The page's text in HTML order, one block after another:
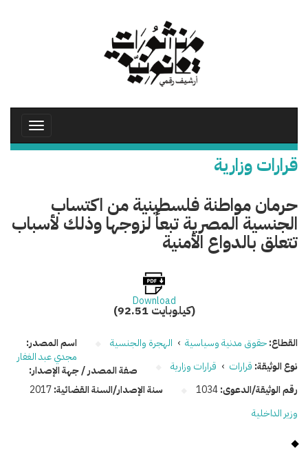
Toggle
قرارات وزارية
حرمان مواطنة فلسطينية من اكتساب
الجنسية المصرية تبعاً لزوجها وذلك لأسباب
تتعلق بالدواع الأمنية
Download
(92.51 كيلوبايت)
القطاع:حقوق مدنية وسياسية › الهجرة والجنسية
نوع الوثيقة: قرارات › قرارات وزارية
رقم الوثيقة/الدعوى:1034 سنة الإصدار/السنة القضائية:2017
اسم المصدر:
مجدي عبد الغفار
صفة المصدر / جهة الإصدار:
وزير الداخلية